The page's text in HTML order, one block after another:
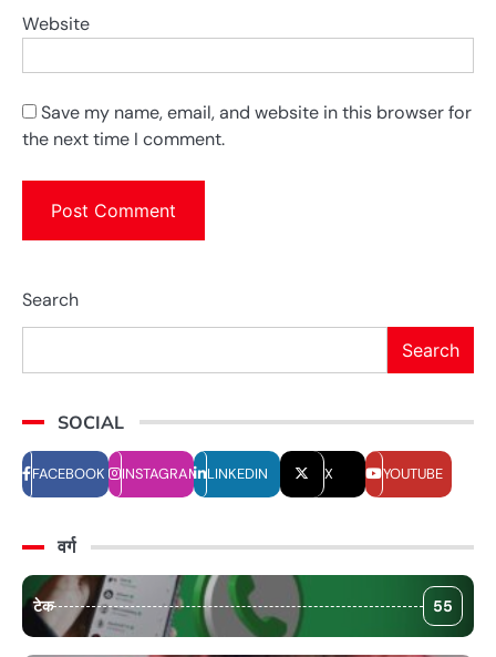
Website
Save my name, email, and website in this browser for
the next time I comment.
Search
Search
SOCIAL
FACEBOOK INSTAGRAM LINKEDIN X YOUTUBE
वर्ग
टेक 55